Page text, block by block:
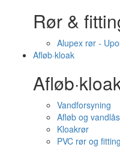
Rør &
Alupex rør -
Afløb·kloak
Vandforsyning
Afløb og
Kloakrør
PVC rør og